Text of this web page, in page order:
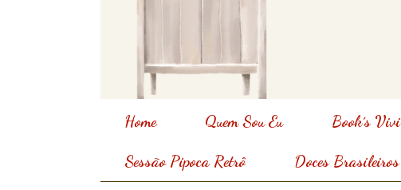
Home Quem Sou Eu Book´s Vivi
Sessão Pipoca Retrô Doces Brasileiros